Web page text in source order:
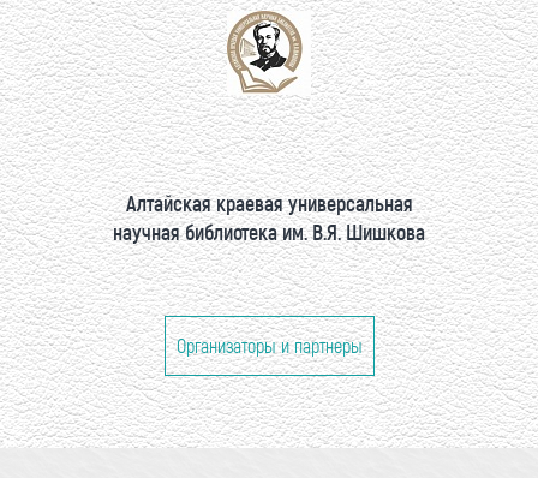
Алтайская краевая универсальная
научная библиотека им. В.Я. Шишкова
Организаторы и партнеры